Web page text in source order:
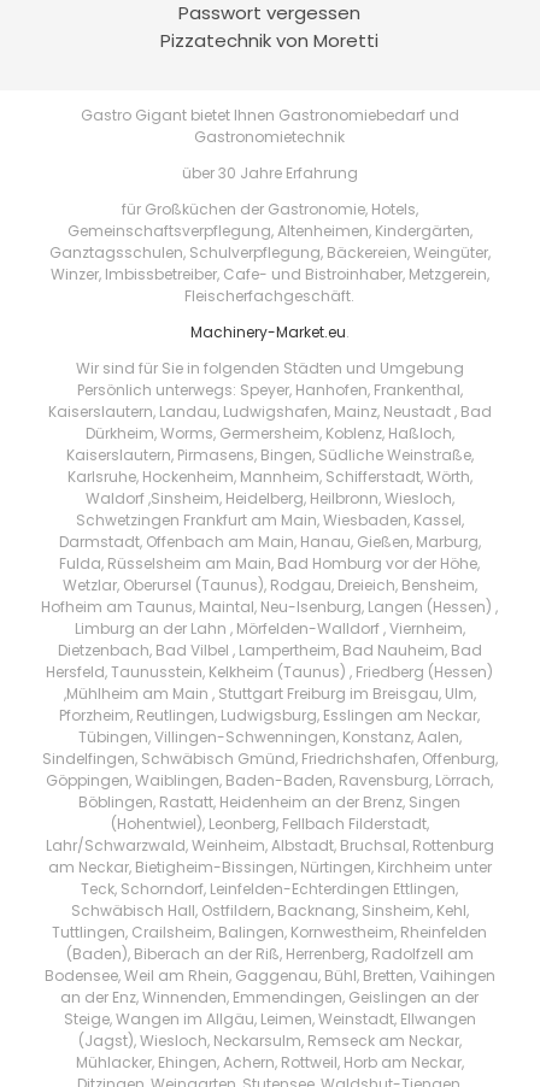
Passwort vergessen
Pizzatechnik von Moretti
Gastro Gigant bietet Ihnen Gastronomiebedarf und
Gastronomietechnik
über 30 Jahre Erfahrung
für Großküchen der Gastronomie, Hotels,
Gemeinschaftsverpflegung, Altenheimen, Kindergärten,
Ganztagsschulen, Schulverpflegung, Bäckereien, Weingüter,
Winzer, Imbissbetreiber, Cafe- und Bistroinhaber, Metzgerein,
Fleischerfachgeschäft.
Machinery-Market.eu.
Wir sind für Sie in folgenden Städten und Umgebung
Persönlich unterwegs: Speyer, Hanhofen, Frankenthal,
Kaiserslautern, Landau, Ludwigshafen, Mainz, Neustadt , Bad
Dürkheim, Worms, Germersheim, Koblenz, Haßloch,
Kaiserslautern, Pirmasens, Bingen, Südliche Weinstraße,
Karlsruhe, Hockenheim, Mannheim, Schifferstadt, Wörth,
Waldorf ,Sinsheim, Heidelberg, Heilbronn, Wiesloch,
Schwetzingen Frankfurt am Main, Wiesbaden, Kassel,
Darmstadt, Offenbach am Main, Hanau, Gießen, Marburg,
Fulda, Rüsselsheim am Main, Bad Homburg vor der Höhe,
Wetzlar, Oberursel (Taunus), Rodgau, Dreieich, Bensheim,
Hofheim am Taunus, Maintal, Neu-Isenburg, Langen (Hessen) ,
Limburg an der Lahn , Mörfelden-Walldorf , Viernheim,
Dietzenbach, Bad Vilbel , Lampertheim, Bad Nauheim, Bad
Hersfeld, Taunusstein, Kelkheim (Taunus) , Friedberg (Hessen)
,Mühlheim am Main , Stuttgart Freiburg im Breisgau, Ulm,
Pforzheim, Reutlingen, Ludwigsburg, Esslingen am Neckar,
Tübingen, Villingen-Schwenningen, Konstanz, Aalen,
Sindelfingen, Schwäbisch Gmünd, Friedrichshafen, Offenburg,
Göppingen, Waiblingen, Baden-Baden, Ravensburg, Lörrach,
Böblingen, Rastatt, Heidenheim an der Brenz, Singen
(Hohentwiel), Leonberg, Fellbach Filderstadt,
Lahr/Schwarzwald, Weinheim, Albstadt, Bruchsal, Rottenburg
am Neckar, Bietigheim-Bissingen, Nürtingen, Kirchheim unter
Teck, Schorndorf, Leinfelden-Echterdingen Ettlingen,
Schwäbisch Hall, Ostfildern, Backnang, Sinsheim, Kehl,
Tuttlingen, Crailsheim, Balingen, Kornwestheim, Rheinfelden
(Baden), Biberach an der Riß, Herrenberg, Radolfzell am
Bodensee, Weil am Rhein, Gaggenau, Bühl, Bretten, Vaihingen
an der Enz, Winnenden, Emmendingen, Geislingen an der
Steige, Wangen im Allgäu, Leimen, Weinstadt, Ellwangen
(Jagst), Wiesloch, Neckarsulm, Remseck am Neckar,
Mühlacker, Ehingen, Achern, Rottweil, Horb am Neckar,